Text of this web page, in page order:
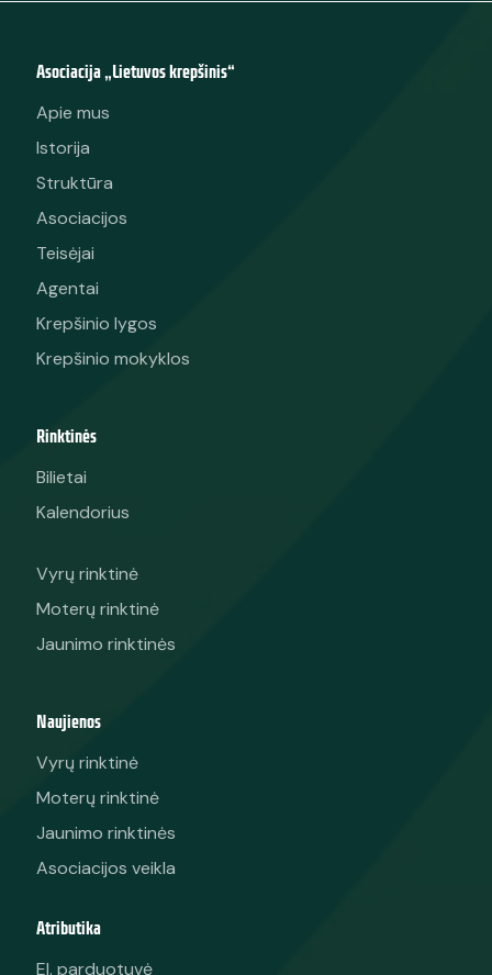
Asociacija „Lietuvos krepšinis“
Apie mus
Istorija
Struktūra
Asociacijos
Teisėjai
Agentai
Krepšinio lygos
Krepšinio mokyklos
Rinktinės
Bilietai
Kalendorius
Vyrų rinktinė
Moterų rinktinė
Jaunimo rinktinės
Naujienos
Vyrų rinktinė
Moterų rinktinė
Jaunimo rinktinės
Asociacijos veikla
Atributika
El. parduotuvė